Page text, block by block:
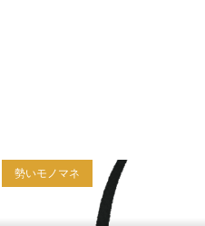
勢いモノマネ